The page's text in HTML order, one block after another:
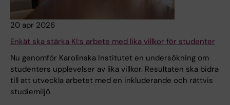
20 apr 2026
Enkät ska stärka KI:s arbete med lika villkor för studenter
Nu genomför Karolinska Institutet en undersökning om
studenters upplevelser av lika villkor. Resultaten ska bidra
till att utveckla arbetet med en inkluderande och rättvis
studiemiljö.